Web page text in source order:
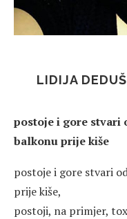
LIDIJA
postoje i gore stvari
balkonu prije kiše
postoje i gore stvari
prije kiše,
postoji, na primjer,